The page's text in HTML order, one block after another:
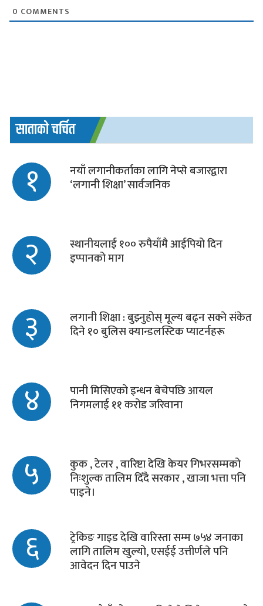
0 COMMENTS
साताको चर्चित
१ नयाँ लगानीकर्ताका लागि नेप्से बजारद्वारा
‘लगानी शिक्षा’ सार्वजनिक
२ स्थानीयलाई १०० रुपैयाँमै आईपियो दिन
इप्पानको माग
३ लगानी शिक्षा : बुझ्नुहोस् मूल्य बढ्न सक्ने संकेत
दिने १० बुलिस क्यान्डलस्टिक प्याटर्नहरू
४ पानी मिसिएको इन्धन बेचेपछि आयल
निगमलाई ११ करोड जरिवाना
५ कुक , टेलर , वारिष्टा देखि केयर गिभरसम्मको
निःशुल्क तालिम दिँदै सरकार , खाजा भत्ता पनि
पाइने।
६ ट्रेकिङ गाइड देखि वारिस्ता सम्म ७५४ जनाका
लागि तालिम खुल्यो, एसईई उत्तीर्णले पनि
आवेदन दिन पाउने